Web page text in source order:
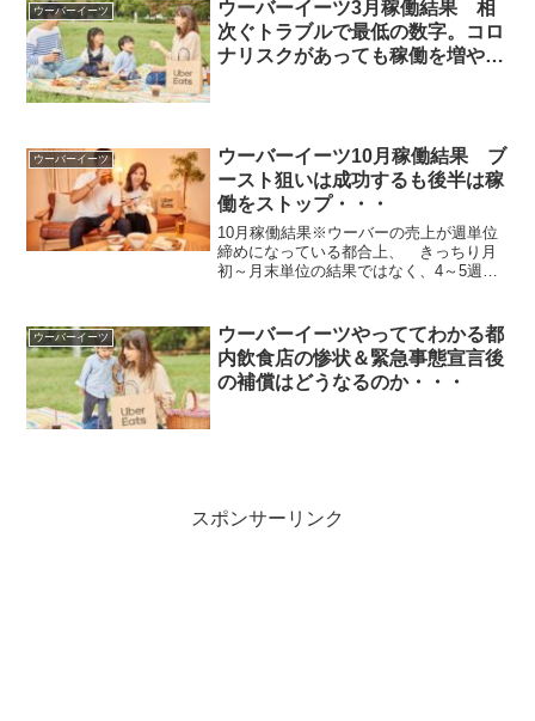
ウーバーイーツ
ウーバーイーツ3月稼働結果 相
次ぐトラブルで最低の数字。コロ
ナリスクがあっても稼働を増やさ
ウーバーイーツ
ウーバーイーツ10月稼働結果 ブ
ースト狙いは成功するも後半は稼
働をストップ・・・
10月稼働結果※ウーバーの売上が週単位
締めになっている都合上、 きっちり月
初～月末単位の結果ではなく、4～5週単
す。【10月（9/28～11/1）】売上：
70,380円 ...
ウーバーイーツ
ウーバーイーツやっててわかる都
内飲食店の惨状＆緊急事態宣言後
の補償はどうなるのか・・・
スポンサーリンク